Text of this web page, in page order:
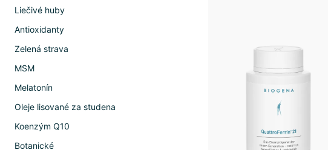
Liečivé huby
Antioxidanty
Zelená strava
MSM
Melatonín
Oleje lisované za studena
Koenzým Q10
Botanické